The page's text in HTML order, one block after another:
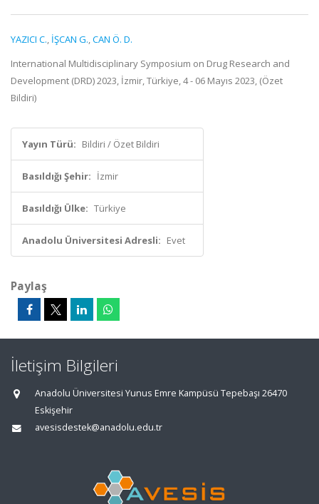
YAZICI C., İŞCAN G.,CAN Ö. D.
International Multidisciplinary Symposium on Drug Research and
Development (DRD) 2023, İzmir, Türkiye, 4 - 06 Mayıs 2023, (Özet
Bildiri)
Yayın Türü: Bildiri / Özet Bildiri
Basıldığı Şehir: İzmir
Basıldığı Ülke: Türkiye
Anadolu Üniversitesi Adresli: Evet
Paylaş
İletişim Bilgileri
Anadolu Üniversitesi Yunus Emre Kampüsü Tepebaşı 26470
Eskişehir
avesisdestek@anadolu.edu.tr